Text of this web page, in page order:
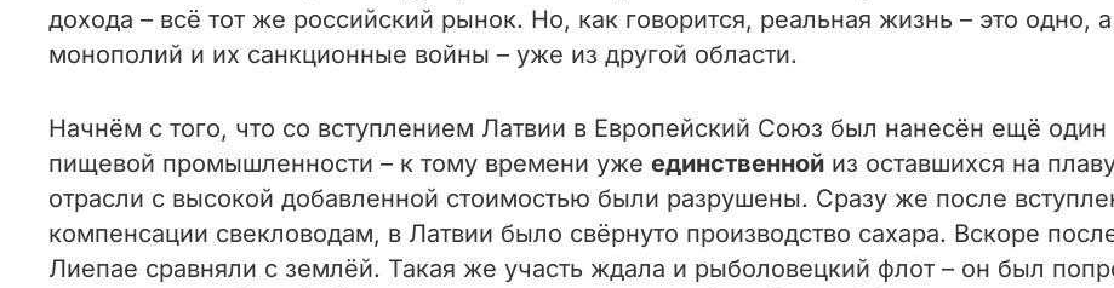
дохода – всё тот же российский рынок. Но, как говорится, реальная жизнь – это одно,
монополий и их санкционные войны – уже из другой области.
Начнём с того, что со вступлением Латвии в Европейский Союз был нанесён ещё
пищевой промышленности – к тому времени уже единственной из оставшихся на
отрасли с высокой добавленной стоимостью были разрушены. Сразу же после
компенсации свекловодам, в Латвии было свёрнуто производство сахара. Вскоре
Лиепае сравняли с землёй. Такая же участь ждала и рыболовецкий флот – он был